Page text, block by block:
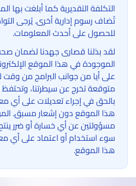
التكلفة التقديرية كما أبلغت بها
تُضاف رسوم إدارية أخرى. يُرجى
للحصول على أحدث المعلومات.
لقد بذلنا قصارى جهدنا لضمان
الموجودة في هذا الموقع
على أيا من جوانب البرامج من
متوقعة تخرج عن سيطرتنا،
بالحق في إجراء تعديلات على
هذا الموقع دون إشعار مسبق.
مسؤولتين عن أي خسارة أو ضرر
سوء استخدام أو اعتماد على أي
هذا الموقع.